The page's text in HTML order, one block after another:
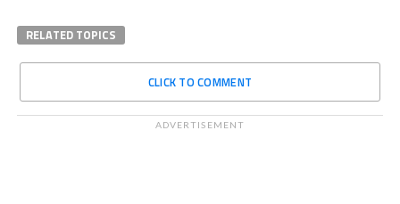
RELATED TOPICS
CLICK TO COMMENT
ADVERTISEMENT